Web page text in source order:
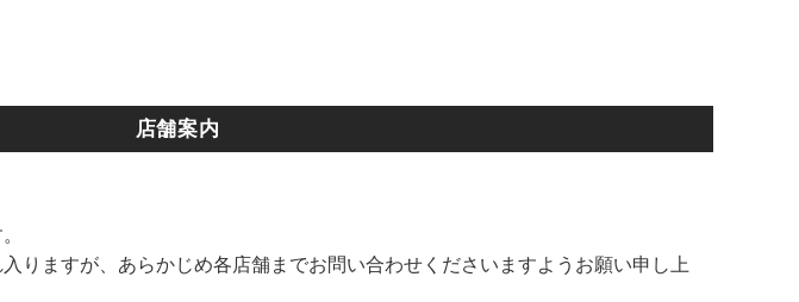
店舗案内
りますが、あらかじめ各店舗までお問い合わせくださいますようお願い申し上